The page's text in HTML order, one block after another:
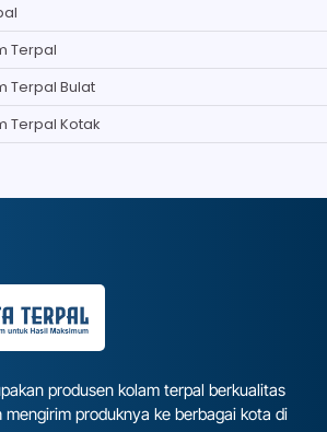
Terpal
Terpal Bulat
Terpal Kotak
produsen kolam terpal berkualitas
produknya ke berbagai kota di